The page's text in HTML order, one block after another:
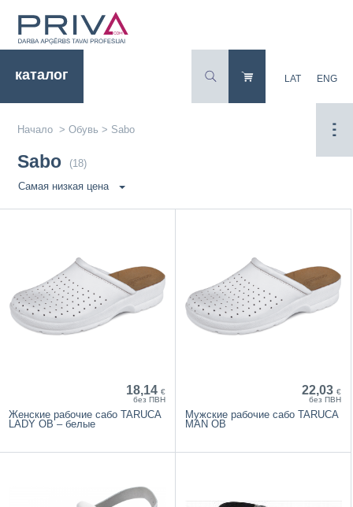
каталог LAT ENG
Начало > Обувь > Sabo
Sabo
(18)
Самая низкая цена
18,14 €
без ПВН
Женские рабочие сабо TARUCA
LADY OB – белые
22,03 €
без ПВН
Мужские рабочие сабо TARUCA
MAN OB